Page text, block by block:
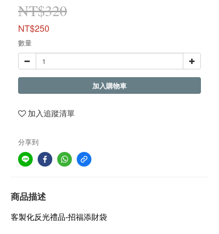
NT$320
NT$250
數量
加入購物車
加入追蹤清單
分享到
商品描述
客製化反光禮品-招福添財袋